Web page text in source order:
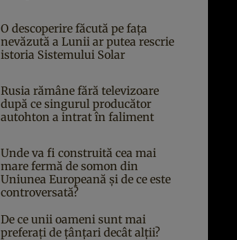
O descoperire făcută pe fața
nevăzută a Lunii ar putea rescrie
istoria Sistemului Solar
Rusia rămâne fără televizoare
după ce singurul producător
autohton a intrat în faliment
Unde va fi construită cea mai
mare fermă de somon din
Uniunea Europeană și de ce este
controversată?
De ce unii oameni sunt mai
preferați de țânțari decât alții?